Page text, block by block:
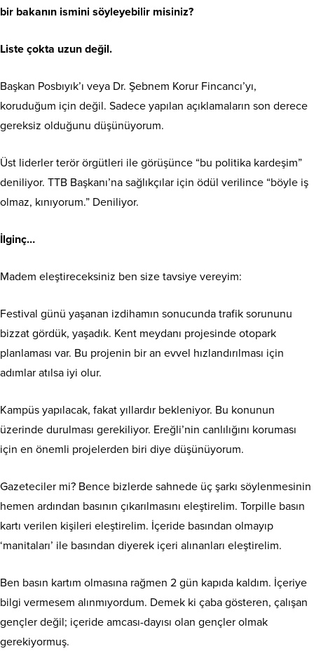
bir bakanın ismini söyleyebilir misiniz?
Liste çokta uzun değil.
Başkan Posbıyık’ı veya Dr. Şebnem Korur Fincancı’yı,
koruduğum için değil. Sadece yapılan açıklamaların son derece
gereksiz olduğunu düşünüyorum.
Üst liderler terör örgütleri ile görüşünce “bu politika kardeşim”
deniliyor. TTB Başkanı’na sağlıkçılar için ödül verilince “böyle iş
olmaz, kınıyorum.” Deniliyor.
İlginç…
Madem eleştireceksiniz ben size tavsiye vereyim:
Festival günü yaşanan izdihamın sonucunda trafik sorununu
bizzat gördük, yaşadık. Kent meydanı projesinde otopark
planlaması var. Bu projenin bir an evvel hızlandırılması için
adımlar atılsa iyi olur.
Kampüs yapılacak, fakat yıllardır bekleniyor. Bu konunun
üzerinde durulması gerekiliyor. Ereğli’nin canlılığını koruması
için en önemli projelerden biri diye düşünüyorum.
Gazeteciler mi? Bence bizlerde sahnede üç şarkı söylenmesinin
hemen ardından basının çıkarılmasını eleştirelim. Torpille basın
kartı verilen kişileri eleştirelim. İçeride basından olmayıp
‘manitaları’ ile basından diyerek içeri alınanları eleştirelim.
Ben basın kartım olmasına rağmen 2 gün kapıda kaldım. İçeriye
bilgi vermesem alınmıyordum. Demek ki çaba gösteren, çalışan
gençler değil; içeride amcası-dayısı olan gençler olmak
gerekiyormuş.